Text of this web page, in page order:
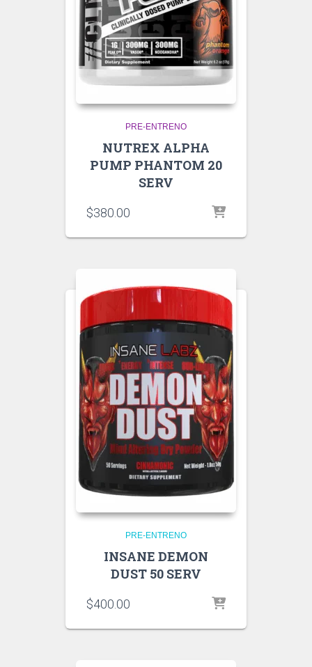
PRE-ENTRENO
NUTREX ALPHA
PUMP PHANTOM 20
SERV
$380.00
PRE-ENTRENO
INSANE DEMON
DUST 50 SERV
$400.00